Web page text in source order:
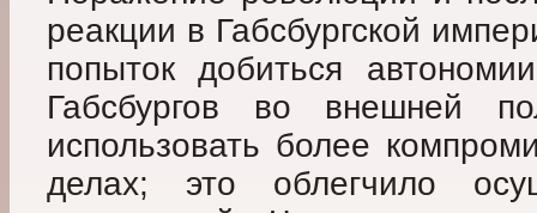
реакции в Габсбургской
попыток добиться
Габсбургов во внешней
использовать более
делах; это облегчило